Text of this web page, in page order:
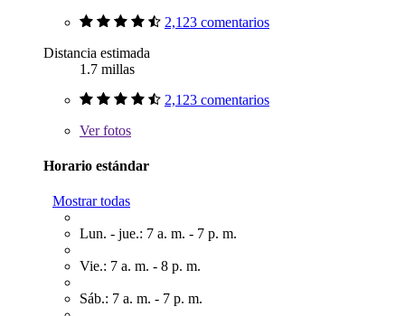
2,123 comentarios
Distancia estimada
1.7 millas
2,123 comentarios
Verfotos
Horario estándar
Mostrar todas
Lun. - jue.: 7 a. m. - 7 p. m.
Vie.: 7 a. m. - 8 p. m.
Sáb.: 7 a. m. - 7 p. m.